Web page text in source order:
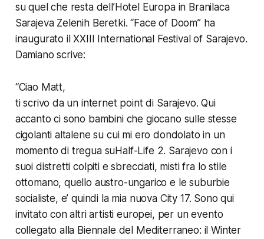
su quel che resta dell’Hotel Europa in Branilaca
Sarajeva Zelenih Beretki. “Face of Doom” ha
inaugurato ilXXIII International Festival of Sarajevo.
Damiano scrive:
“Ciao Matt,
ti scrivo da un internet point di Sarajevo. Qui
accanto ci sono bambini che giocano sulle stesse
cigolanti altalene su cui mi ero dondolato in un
momento di tregua suHalf-Life 2. Sarajevo con i
suoi distretti colpiti e sbrecciati, misti fra lo stile
ottomano, quello austro-ungarico e le suburbie
socialiste, e’ quindi la mia nuova City 17. Sono qui
invitato con altri artisti europei, per un evento
collegato alla Biennale del Mediterraneo: il Winter